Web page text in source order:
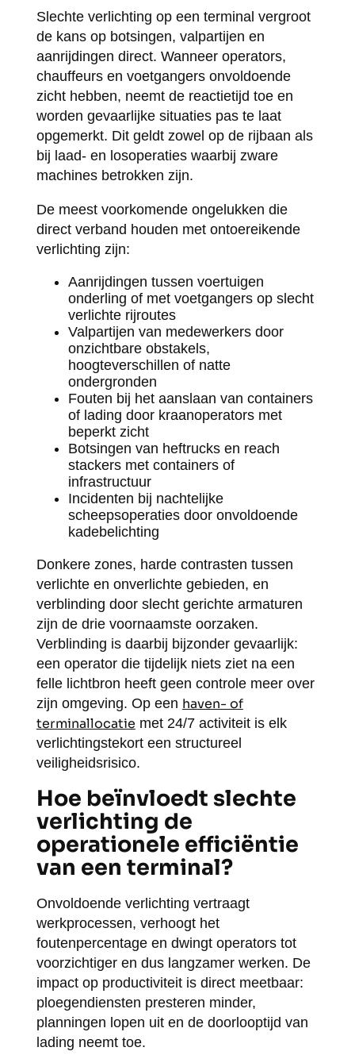
Slechte verlichting op een terminal vergroot
de kans op botsingen, valpartijen en
aanrijdingen direct. Wanneer operators,
chauffeurs en voetgangers onvoldoende
zicht hebben, neemt de reactietijd toe en
worden gevaarlijke situaties pas te laat
opgemerkt. Dit geldt zowel op de rijbaan als
bij laad- en losoperaties waarbij zware
machines betrokken zijn.
De meest voorkomende ongelukken die
direct verband houden met ontoereikende
verlichting zijn:
Aanrijdingen tussen voertuigen
onderling of met voetgangers op slecht
verlichte rijroutes
Valpartijen van medewerkers door
onzichtbare obstakels,
hoogteverschillen of natte
ondergronden
Fouten bij het aanslaan van containers
of lading door kraanoperators met
beperkt zicht
Botsingen van heftrucks en reach
stackers met containers of
infrastructuur
Incidenten bij nachtelijke
scheepsoperaties door onvoldoende
kadebelichting
Donkere zones, harde contrasten tussen
verlichte en onverlichte gebieden, en
verblinding door slecht gerichte armaturen
zijn de drie voornaamste oorzaken.
Verblinding is daarbij bijzonder gevaarlijk:
een operator die tijdelijk niets ziet na een
felle lichtbron heeft geen controle meer over
zijn omgeving. Op een haven- of
terminallocatie met 24/7 activiteit is elk
verlichtingstekort een structureel
veiligheidsrisico.
Hoe beïnvloedt slechte
verlichting de
operationele efficiëntie
van een terminal?
Onvoldoende verlichting vertraagt
werkprocessen, verhoogt het
foutenpercentage en dwingt operators tot
voorzichtiger en dus langzamer werken. De
impact op productiviteit is direct meetbaar:
ploegendiensten presteren minder,
planningen lopen uit en de doorlooptijd van
lading neemt toe.